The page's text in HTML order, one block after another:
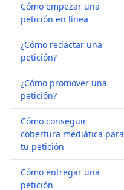
Cómo empezar una
petición en línea
¿Cómo redactar una
petición?
¿Cómo promover una
petición?
Cómo conseguir
cobertura mediática para
tu petición
Cómo entregar una
petición